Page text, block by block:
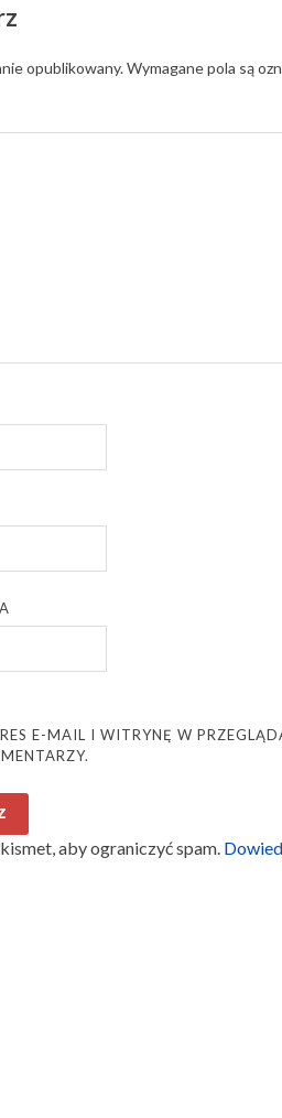
opublikowany.Wymagane pola są
E-MAIL I WITRYNĘ W
aby ograniczyć spam.